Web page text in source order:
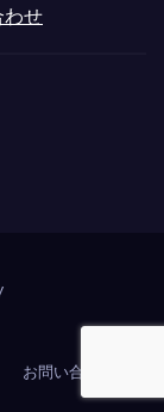
せ
お問い合わせ